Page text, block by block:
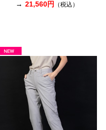
21,560円 （税込）